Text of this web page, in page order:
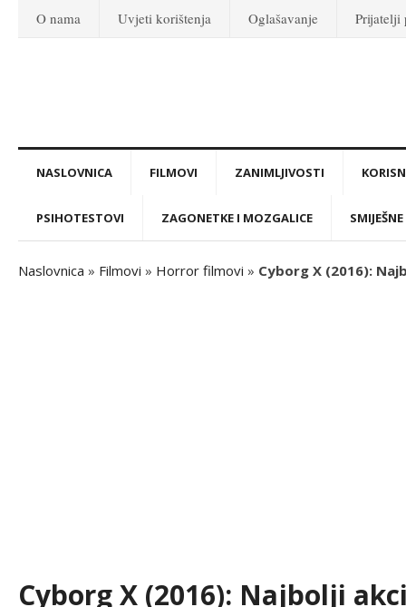
O nama Uvjeti korištenja Oglašavanje Prijatelji
NASLOVNICA FILMOVI ZANIMLJIVOSTI
PSIHOTESTOVI ZAGONETKE I MOZGALICE
Naslovnica » Filmovi » Horror filmovi » Cyborg X (2016):
Cyborg X (2016): Najbolji